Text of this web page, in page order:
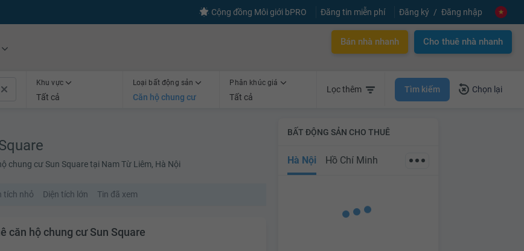
Cộng đồng Môi giới bPRO Đăng tin miễn phí Đăng ký Đăng nhập
Bán nhà nhanh Cho thuê nhà nhanh
Khu vực
Tất cả
Loại bất động sản
Căn hộ chung cư
Phân khúc giá
Tất cả
Lọc thêm Tìm kiếm Chọn lại
chung cư Sun Square tại Nam Từ Liêm, Hà Nội
tích nhỏ Diện tích lớn Tin đã xem
căn hộ chung cư Sun Square
BẤT ĐỘNG SẢN CHO THUÊ
Hà Nội Hồ Chí Minh